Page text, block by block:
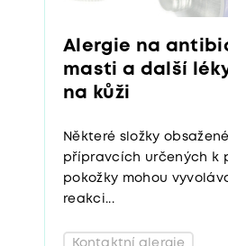
Alergie na
masti a další
na kůži
Některé složky
přípravcích určených k
pokožky mohou
reakci...
Kontaktní alergie